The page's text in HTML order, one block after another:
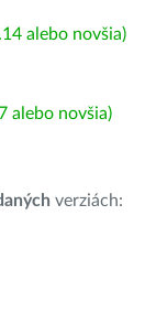
alebo novšia)
alebo novšia)
verziách: